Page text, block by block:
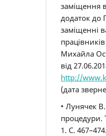
заміщення
додаток до
заміщенні
Михайла
від
http://
(дата
• Лунячек
процедури.
1. С.